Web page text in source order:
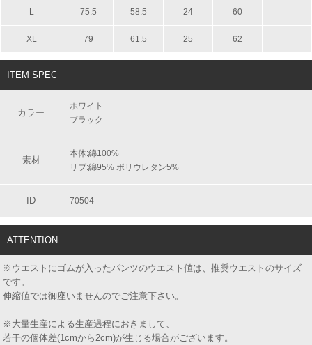
L 75.5 58.5 24 60
XL 79 61.5 25 62
ITEM SPEC
カラー
ホワイト
ブラック
素材
本体:綿100%
リブ:綿95% ポリウレタン5%
ID 70504
ATTENTION
※ウエストにゴムが入ったパンツのウエスト値は、推奨ウエストのサイズ
です。
伸縮値では御座いませんのでご注意下さい。
※大量生産による生産過程におきまして、
若干の個体差(1cmから2cm)が生じる場合がございます。